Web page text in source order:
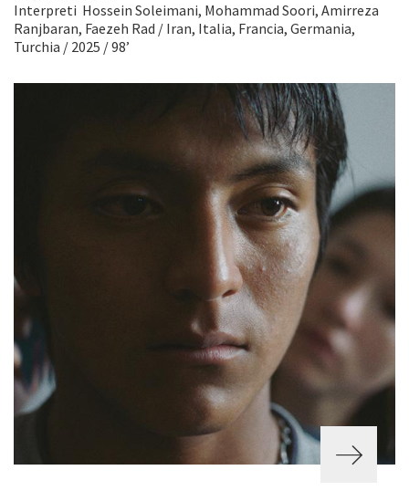
Interpreti Hossein Soleimani, Mohammad Soori, Amirreza
Ranjbaran, Faezeh Rad / Iran, Italia, Francia, Germania,
Turchia / 2025 / 98’